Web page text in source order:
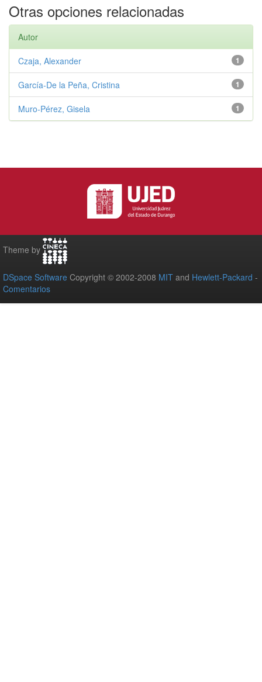
Otras opciones relacionadas
Autor
1
Czaja, Alexander
1
García-De la Peña, Cristina
1
Muro-Pérez, Gisela
Theme by
DSpace Software Copyright © 2002-2008 MIT and Hewlett-Packard -
Comentarios